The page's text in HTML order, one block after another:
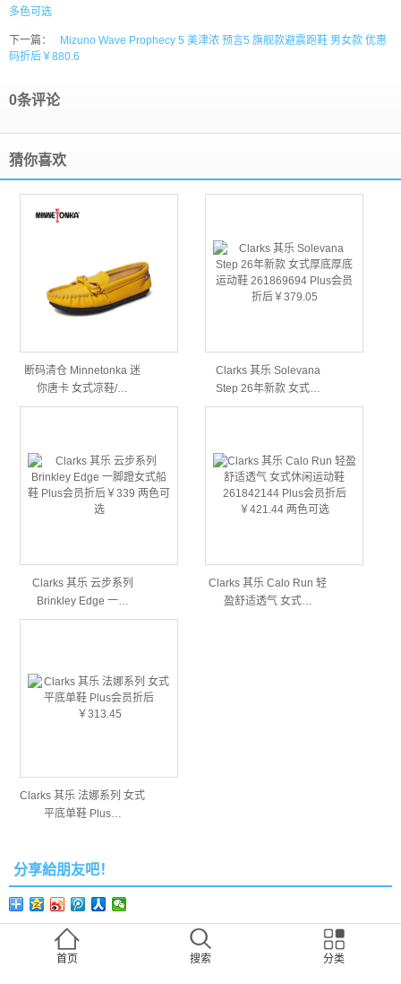
多色可选
下一篇：
Mizuno Wave Prophecy 5 美津浓 预言5 旗舰款避震跑鞋 男女款 优惠
码折后￥880.6
0条评论
猜你喜欢
断码清仓 Minnetonka 迷
你唐卡 女式凉鞋/…
Clarks 其乐 Solevana
Step 26年新款 女式…
Clarks 其乐 云步系列
Brinkley Edge 一…
Clarks 其乐 Calo Run 轻
盈舒适透气 女式…
Clarks 其乐 法娜系列 女式
平底单鞋 Plus…
分享給朋友吧！
扫一下到朋友圈
首页 搜索 分类